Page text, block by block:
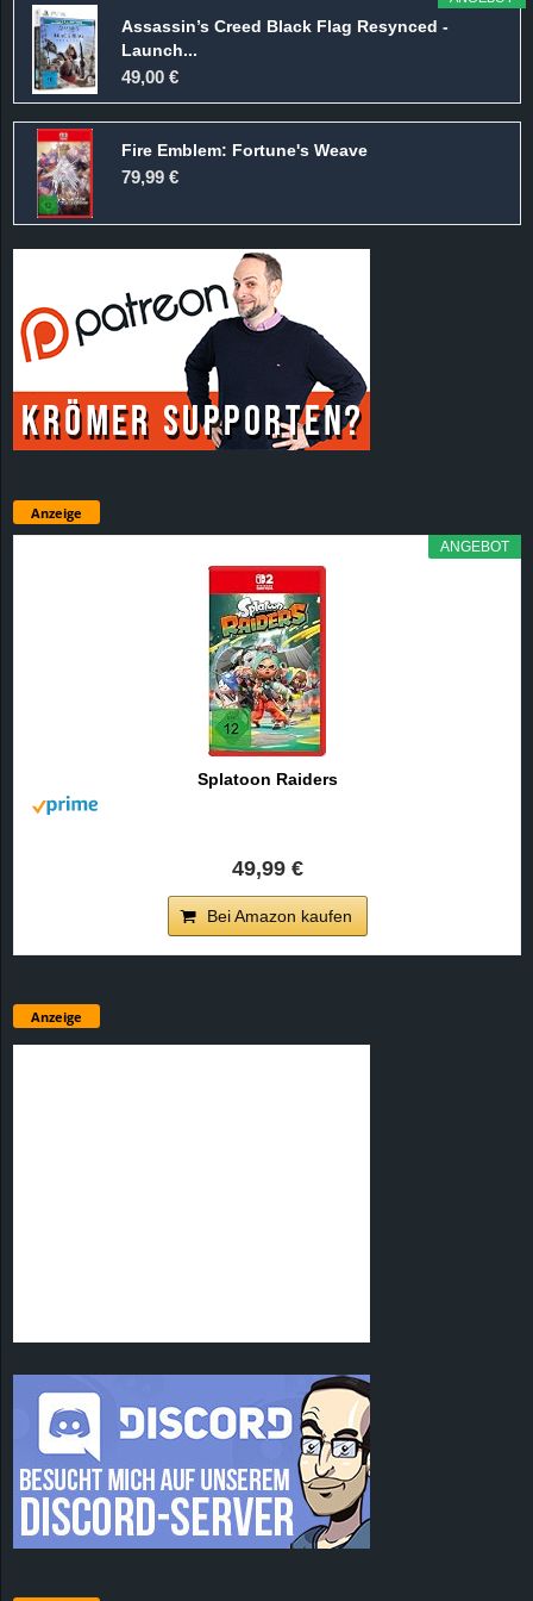
Assassin’s Creed Black Flag Resynced -
Launch...
49,00 €
Fire Emblem: Fortune's Weave
79,99 €
Anzeige
ANGEBOT
Splatoon Raiders
49,99 €
Bei Amazon kaufen
Anzeige